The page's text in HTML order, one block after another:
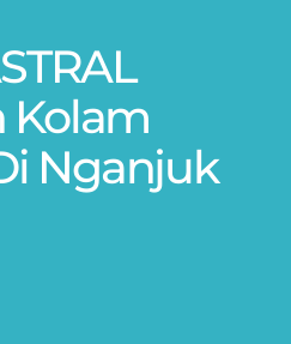
Kolam
Nganjuk